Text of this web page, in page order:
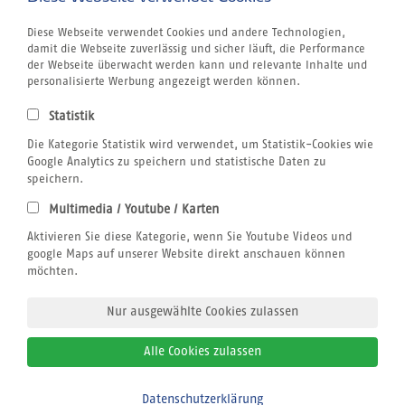
Kapverden
Marokko
Unternehmen
Airline Blacklist
Kitesurfen
Tauchen
SUP
Wellenreiten
Rechtliches
AGB sun+fun
Datenschutzerklärung
Diese Webseite verwendet Cookies und andere Technologien,
damit die Webseite zuverlässig und sicher läuft, die Performance
der Webseite überwacht werden kann und relevante Inhalte und
personalisierte Werbung angezeigt werden können.
Statistik
Die Kategorie Statistik wird verwendet, um Statistik-Cookies wie
Google Analytics zu speichern und statistische Daten zu
speichern.
Multimedia / Youtube / Karten
Aktivieren Sie diese Kategorie, wenn Sie Youtube Videos und
google Maps auf unserer Website direkt anschauen können
möchten.
Nur ausgewählte Cookies zulassen
Alle Cookies zulassen
Datenschutzerklärung